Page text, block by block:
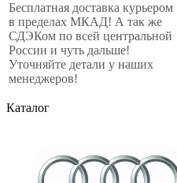
Бесплатная доставка курьером
в пределах МКАД! А так же
СДЭКом по всей центральной
России и чуть дальше!
Уточняйте детали у наших
менеджеров!
Каталог